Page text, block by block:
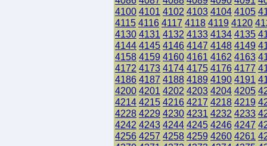
4100 4101 4102 4103 4104 4105
4115 4116 4117 4118 4119 4120
4130 4131 4132 4133 4134 4135
4144 4145 4146 4147 4148 4149
4158 4159 4160 4161 4162 4163
4172 4173 4174 4175 4176 4177
4186 4187 4188 4189 4190 4191
4200 4201 4202 4203 4204 4205
4214 4215 4216 4217 4218 4219
4228 4229 4230 4231 4232 4233
4242 4243 4244 4245 4246 4247
4256 4257 4258 4259 4260 4261